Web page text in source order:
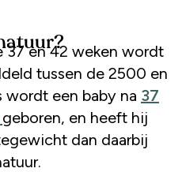
tussen de 2500 en
wordt een baby na 37
geboren, en heeft hij
dan daarbij